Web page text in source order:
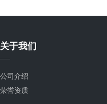
关于我们
公司介绍
荣誉资质